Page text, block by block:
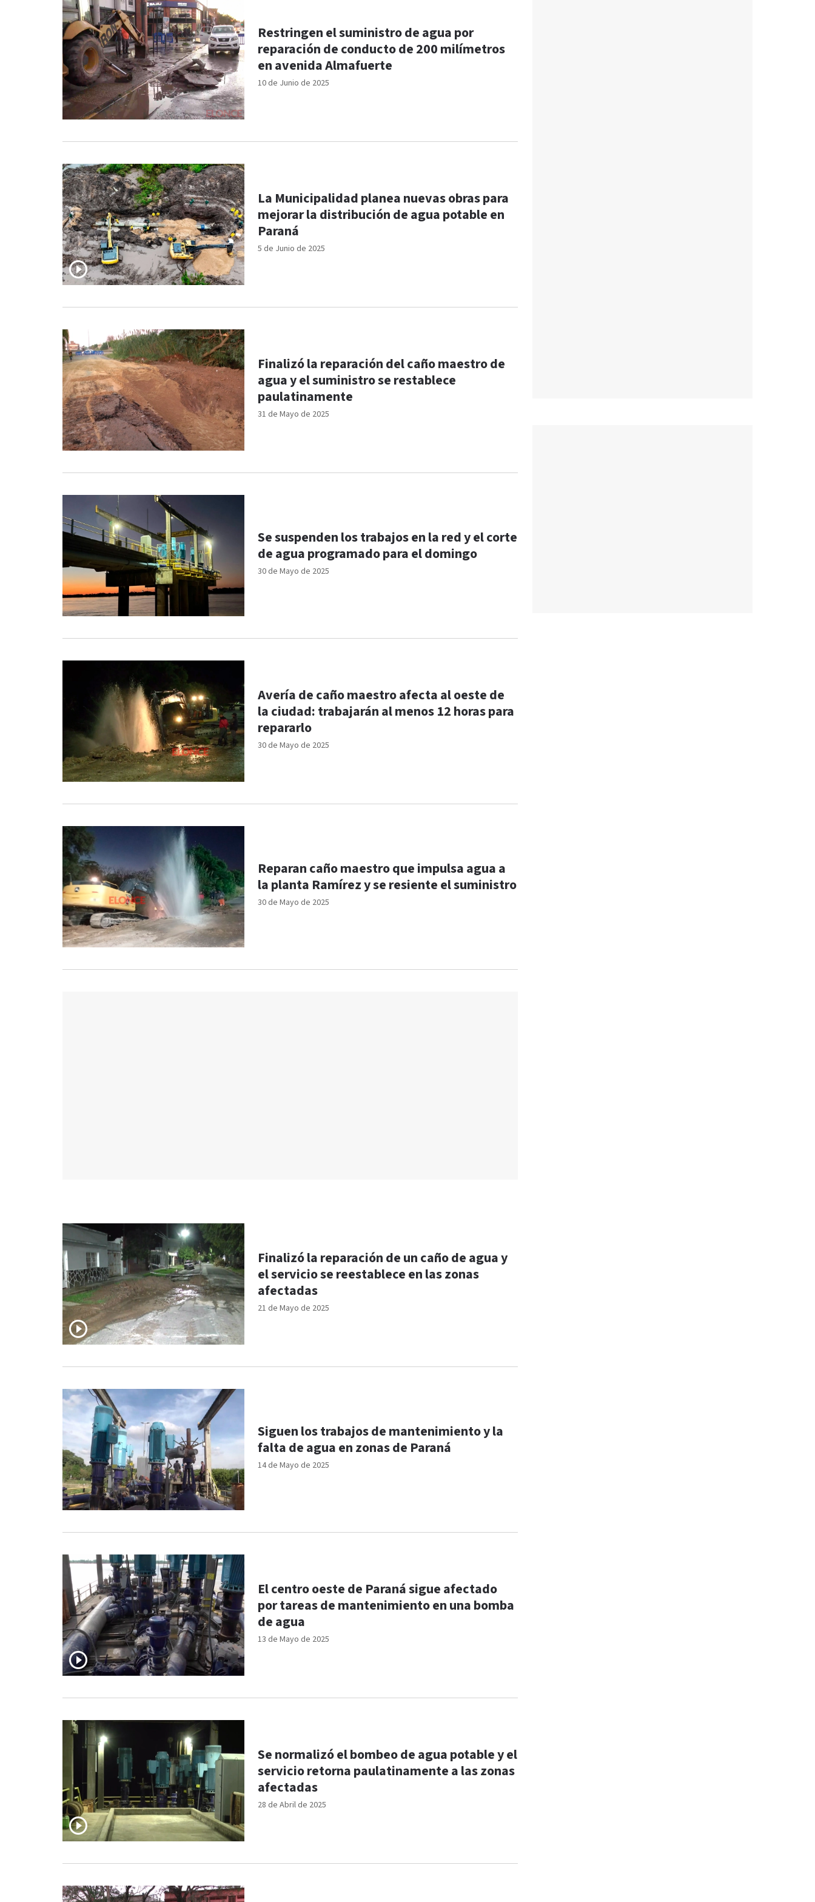
10 de Junio de 2025
Restringen el suministro de agua por
reparación de conducto de 200 milímetros
en avenida Almafuerte
5 de Junio de 2025
La Municipalidad planea nuevas obras para
mejorar la distribución de agua potable en
Paraná
31 de Mayo de 2025
Finalizó la reparación del caño maestro de
agua y el suministro se restablece
paulatinamente
30 de Mayo de 2025
Se suspenden los trabajos en la red y el corte
de agua programado para el domingo
30 de Mayo de 2025
Avería de caño maestro afecta al oeste de
la ciudad: trabajarán al menos 12 horas para
repararlo
30 de Mayo de 2025
Reparan caño maestro que impulsa agua a
la planta Ramírez y se resiente el suministro
21 de Mayo de 2025
Finalizó la reparación de un caño de agua y
el servicio se reestablece en las zonas
afectadas
14 de Mayo de 2025
Siguen los trabajos de mantenimiento y la
falta de agua en zonas de Paraná
13 de Mayo de 2025
El centro oeste de Paraná sigue afectado
por tareas de mantenimiento en una bomba
de agua
28 de Abril de 2025
Se normalizó el bombeo de agua potable y el
servicio retorna paulatinamente a las zonas
afectadas